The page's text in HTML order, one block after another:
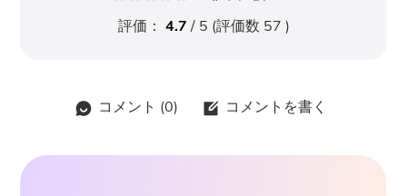
評価： 4.7/ 5 (評価数 57 )
コメント (0) コメントを書く